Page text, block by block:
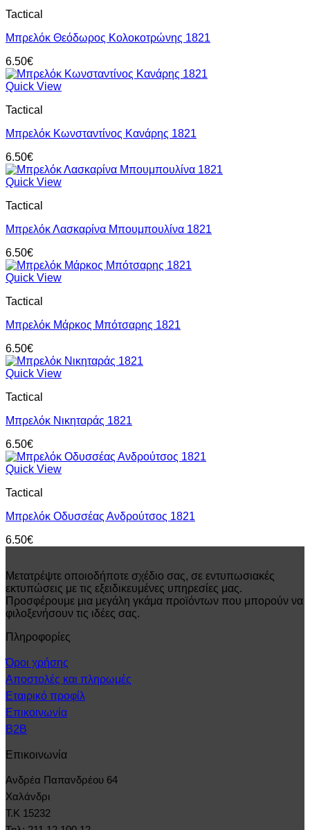
Tactical
Μπρελόκ Θεόδωρος Κολοκοτρώνης 1821
6.50€
Quick View
Tactical
Μπρελόκ Κωνσταντίνος Κανάρης 1821
6.50€
Quick View
Tactical
Μπρελόκ Λασκαρίνα Μπουμπουλίνα 1821
6.50€
Quick View
Tactical
Μπρελόκ Μάρκος Μπότσαρης 1821
6.50€
Quick View
Tactical
Μπρελόκ Νικηταράς 1821
6.50€
Quick View
Tactical
Μπρελόκ Οδυσσέας Ανδρούτσος 1821
6.50€
Μετατρέψτε οποιοδήποτε σχέδιο σας, σε εντυπωσιακές
εκτυπώσεις με τις εξειδικευμένες υπηρεσίες μας.
Προσφέρουμε μια μεγάλη γκάμα προϊόντων που μπορούν να
φιλοξενήσουν τις ιδέες σας.
Πληροφορίες
Όροι χρήσης
Αποστολές και πληρωμές
Εταιρικό προφίλ
Επικοινωνία
B2B
Επικοινωνία
Ανδρέα Παπανδρέου 64
Χαλάνδρι
Τ.Κ 15232